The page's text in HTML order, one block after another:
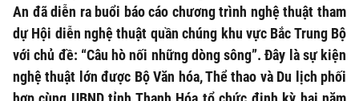
An đã diễn ra buổi báo cáo chương trình nghệ thuật tham
dự Hội diễn nghệ thuật quần chúng khu vực Bắc Trung Bộ
với chủ đề: “Câu hò nối những dòng sông”. Đây là sự kiện
nghệ thuật lớn được Bộ Văn hóa, Thể thao và Du lịch phối